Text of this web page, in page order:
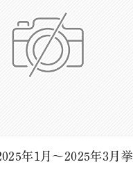
年1月～2025年3月挙